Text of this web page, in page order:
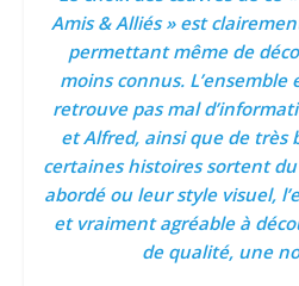
Amis & Alliés » est
permettant même de
moins connus.
retrouve pas mal
et Alfred, ainsi que de très
certaines histoires sortent
abordé ou leur style visuel,
et vraiment agréable à
de qualité, une